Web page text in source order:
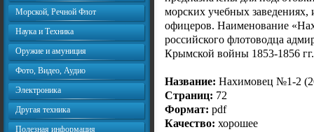
морских учебных
офицеров. Наименование
российского флотоводца
Крымской войны 1853-1856 гг.
Название: Нахимовец №1-2
Страниц: 72
Формат: pdf
Качество: хорошее
Морской, Речной Флот
Наука и Техника
Оружие и амуниция
Фото, Видео, Аудио
Электроника
Другая техника
Полезная информация